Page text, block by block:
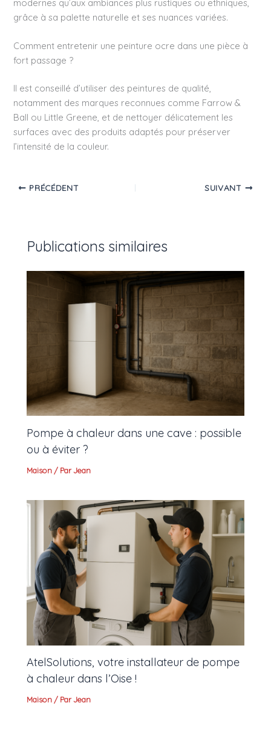
modernes qu’aux ambiances plus rustiques ou ethniques,
grâce à sa palette naturelle et ses nuances variées.
Comment entretenir une peinture ocre dans une pièce à
fort passage ?
Il est conseillé d’utiliser des peintures de qualité,
notamment des marques reconnues comme Farrow &
Ball ou Little Greene, et de nettoyer délicatement les
surfaces avec des produits adaptés pour préserver
l’intensité de la couleur.
PRÉCÉDENT SUIVANT
Publications similaires
Pompe à chaleur dans une cave : possible
ou à éviter ?
Maison / ParJean
AtelSolutions, votre installateur de pompe
à chaleur dans l’Oise !
Maison / ParJean